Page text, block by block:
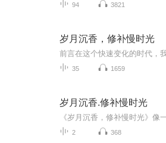
94 3821
岁月沉香，修补慢时光
35 1659
岁月沉香.修补慢时光
2 368